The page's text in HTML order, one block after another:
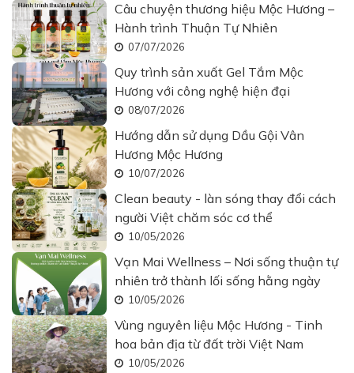
Câu chuyện thương hiệu Mộc Hương –
Hành trình Thuận Tự Nhiên
07/07/2026
Quy trình sản xuất Gel Tắm Mộc
Hương với công nghệ hiện đại
08/07/2026
Hướng dẫn sử dụng Dầu Gội Vân
Hương Mộc Hương
10/07/2026
Clean beauty - làn sóng thay đổi cách
người Việt chăm sóc cơ thể
10/05/2026
Vạn Mai Wellness – Nơi sống thuận tự
nhiên trở thành lối sống hằng ngày
10/05/2026
Vùng nguyên liệu Mộc Hương - Tinh
hoa bản địa từ đất trời Việt Nam
10/05/2026